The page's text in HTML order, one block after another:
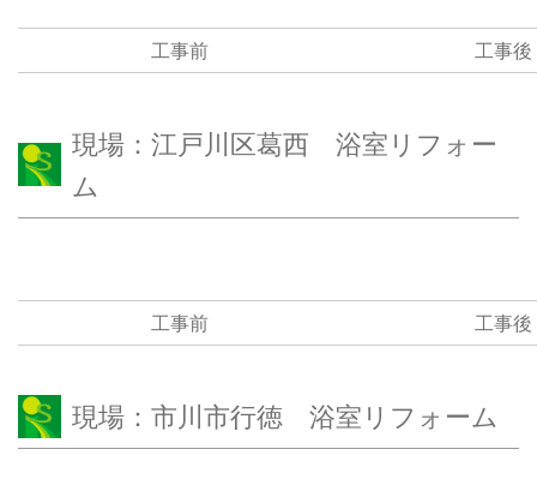
工事前 工事後
現場：江戸川区葛西 浴室リフォー
ム
工事前 工事後
現場：市川市行徳 浴室リフォーム